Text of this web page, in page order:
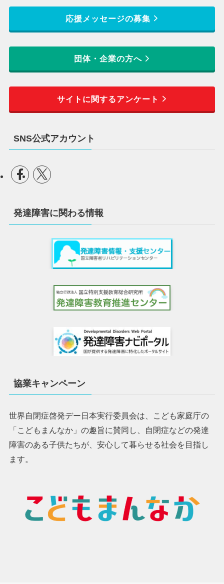
応援メッセージの募集
団体・企業の方へ
サイトに関するアンケート
SNS公式アカウント
発達障害に関わる情報
協業キャンペーン
世界自閉症啓発デー日本実行委員会は、こども家庭庁の
「こどもまんなか」の趣旨に賛同し、自閉症などの発達
障害のある子供たちが、安心して暮らせる社会を目指し
ます。